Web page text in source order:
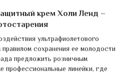
крем Холи Ленд –
ультрафиолетового
сохранения ее молодости
предложить розничным
профессиональные линейки, где